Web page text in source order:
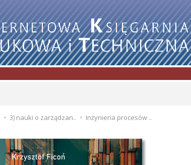
3) nauki o zarządzan.. Inżynieria procesów ..